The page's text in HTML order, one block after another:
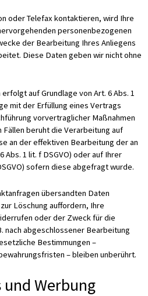
oder Telefax kontaktieren, wird Ihre
personenbezogenen
der Bearbeitung Ihres Anliegens
Diese Daten geben wir nicht ohne
auf Grundlage von Art. 6 Abs. 1
mit der Erfüllung eines Vertrags
vorvertraglicher Maßnahmen
beruht die Verarbeitung auf
an der effektiven Bearbeitung der an
Abs. 1 lit. f DSGVO) oder auf Ihrer
sofern diese abgefragt wurde.
übersandten Daten
Löschung auffordern, Ihre
oder der Zweck für die
nach abgeschlossener Bearbeitung
Bestimmungen –
– bleiben unberührt.
und Werbung